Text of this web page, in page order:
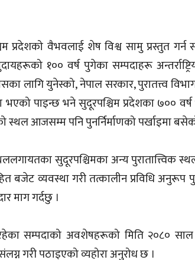
वैभवलाई शेष विश्व सामु प्रस्तुत गर्न
१०० वर्ष पुगेका सम्पदाहरू अन्तर्राष्ट्रिय
लागि युनेस्को, नेपाल सरकार, पुरातत्त्व
भएको पाइन्छ भने सुदूरपश्चिम प्रदेशका ७००
स्थल आजसम्म पनि पुनर्निर्माणको पर्खाइमा
सुदूरपश्चिमका अन्य पुरातात्त्विक
बजेट व्यवस्था गरी तत्कालीन प्रविधि अनुरूप
माग गर्दछु ।
सम्पदाको अवशेषहरूको मिति २०८०
गरी पठाइएको व्यहोरा अनुरोध छ ।